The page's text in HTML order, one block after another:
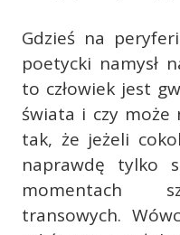
Gdzieś na
poetycki namysł
to człowiek jest
świata i czy może
tak, że jeżeli
naprawdę tylko
momentach
transowych.